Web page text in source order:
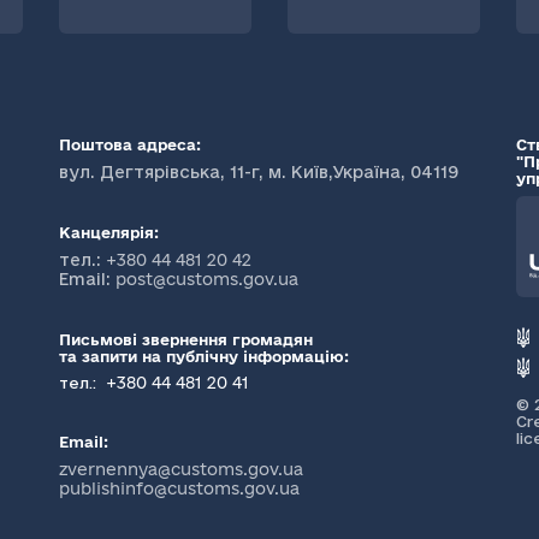
Поштова адреса:
вул. Дегтярівська, 11-г, м. Київ,Україна, 04119
Канцелярія:
тел.: +380 44 481 20 42
Email: post@customs.gov.ua
Письмові звернення громадян
та запити на публічну інформацію:
тел.:
+380 44 481 20 41
Email:
zvernennya@customs.gov.ua
publishinfo@customs.gov.ua
©